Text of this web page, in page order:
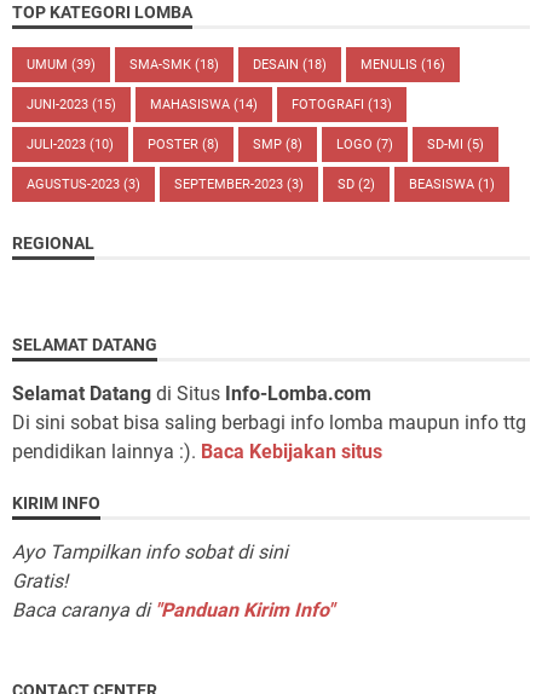
TOP KATEGORI LOMBA
UMUM (39) SMA-SMK (18) DESAIN (18) MENULIS (16)
JUNI-2023 (15) MAHASISWA (14) FOTOGRAFI (13)
JULI-2023 (10) POSTER (8) SMP (8) LOGO (7) SD-MI (5)
AGUSTUS-2023 (3) SEPTEMBER-2023 (3) SD (2) BEASISWA (1)
REGIONAL
SELAMAT DATANG
Selamat Datang di Situs Info-Lomba.com
Di sini sobat bisa saling berbagi info lomba maupun info ttg
pendidikan lainnya :). Baca Kebijakan situs
KIRIM INFO
Ayo Tampilkan info sobat di sini
Gratis!
Baca caranya di "Panduan Kirim Info"